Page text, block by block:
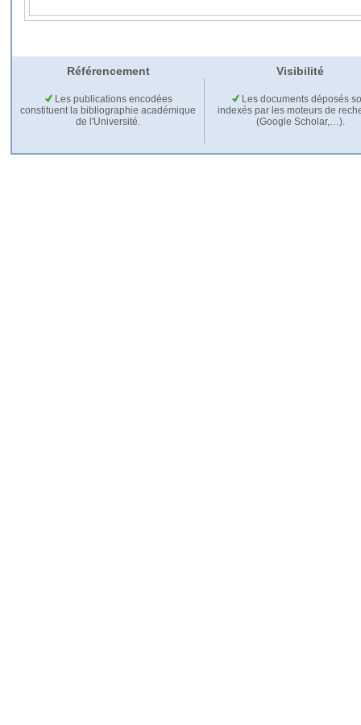
Référencement Visibilité
Les publications encodées
constituent la bibliographie académique
de l'Université.
Les documents déposés
indexés par les moteurs de
(Google Scholar,…).